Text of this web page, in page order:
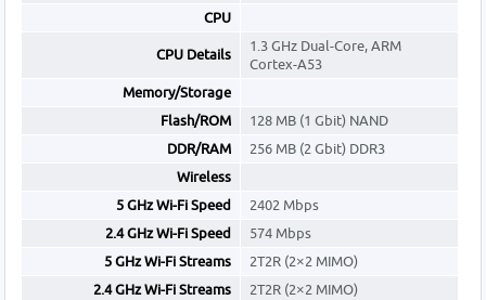
CPU
CPU Details
1.3 GHz Dual-Core, ARM
Cortex-A53
Memory/Storage
Flash/ROM
128 MB (1 Gbit) NAND
DDR/RAM
256 MB (2 Gbit) DDR3
Wireless
5 GHz Wi-Fi Speed
2402 Mbps
2.4 GHz Wi-Fi Speed
574 Mbps
5 GHz Wi-Fi Streams
2T2R (2×2 MIMO)
2.4 GHz Wi-Fi Streams
2T2R (2×2 MIMO)